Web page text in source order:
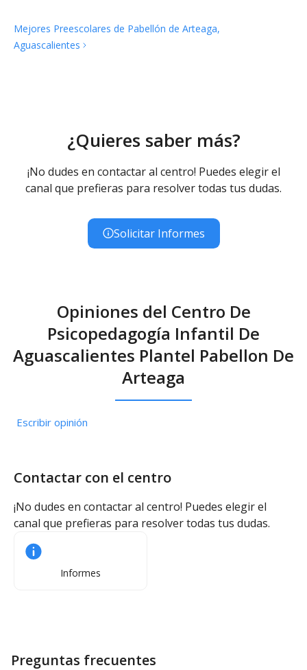
Mejores Preescolares de Pabellón de Arteaga,
Aguascalientes
¿Quieres saber más?
¡No dudes en contactar al centro! Puedes elegir el
canal que prefieras para resolver todas tus dudas.
Solicitar Informes
Opiniones del Centro De
Psicopedagogía Infantil De
Aguascalientes Plantel Pabellon De
Arteaga
Escribir opinión
Contactar con el centro
¡No dudes en contactar al centro! Puedes elegir el
canal que prefieras para resolver todas tus dudas.
Informes
Preguntas frecuentes